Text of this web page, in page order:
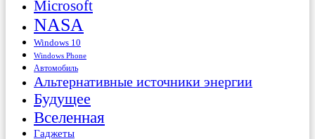
Microsoft
NASA
Windows 10
Windows Phone
Автомобиль
Альтернативные источники энергии
Будущее
Вселенная
Гаджеты